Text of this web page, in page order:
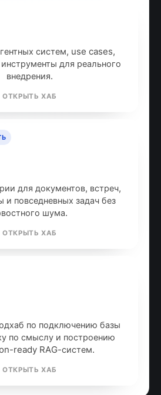
систем, use cases,
для реального
внедрения.
ОТКРЫТЬ ХАБ
для документов, встреч,
и повседневных задач без
шума.
ОТКРЫТЬ ХАБ
по подключению базы
по смыслу и построению
ready RAG-систем.
ОТКРЫТЬ ХАБ